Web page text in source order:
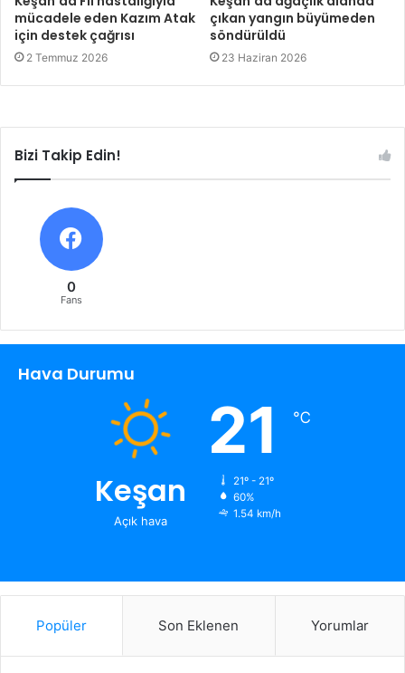
mücadele eden Kazım Atak
için destek çağrısı
2 Temmuz 2026
çıkan yangın büyümeden
söndürüldü
23 Haziran 2026
Bizi Takip Edin!
0
Fans
Hava Durumu
Keşan
Açık hava
21 ℃
21º - 21º
60%
1.54 km/h
Popüler Son Eklenen Yorumlar